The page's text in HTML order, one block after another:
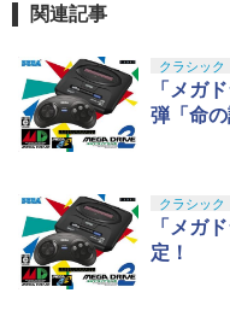
関連記事
クラシック
「メガ
弾「命
クラシック
「メガ
定！